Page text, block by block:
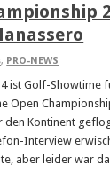
, PRO-NEWS
ist Golf-Showtime
Open
den Kontinent
Interview
aber leider war